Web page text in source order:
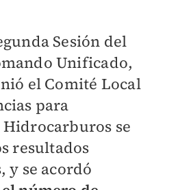
Sesión del
Unificado,
el Comité Local
para
se
resultados
y se acordó